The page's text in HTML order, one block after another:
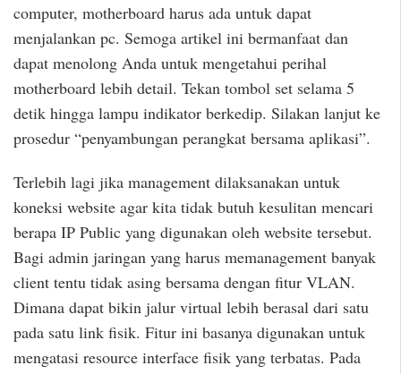
computer, motherboard harus ada untuk dapat
menjalankan pc. Semoga artikel ini bermanfaat dan
dapat menolong Anda untuk mengetahui perihal
motherboard lebih detail. Tekan tombol set selama 5
detik hingga lampu indikator berkedip. Silakan lanjut ke
prosedur “penyambungan perangkat bersama aplikasi”.
Terlebih lagi jika management dilaksanakan untuk
koneksi website agar kita tidak butuh kesulitan mencari
berapa IP Public yang digunakan oleh website tersebut.
Bagi admin jaringan yang harus memanagement banyak
client tentu tidak asing bersama dengan fitur VLAN.
Dimana dapat bikin jalur virtual lebih berasal dari satu
pada satu link fisik. Fitur ini basanya digunakan untuk
mengatasi resource interface fisik yang terbatas. Pada